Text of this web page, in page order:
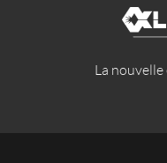
La nouvelle